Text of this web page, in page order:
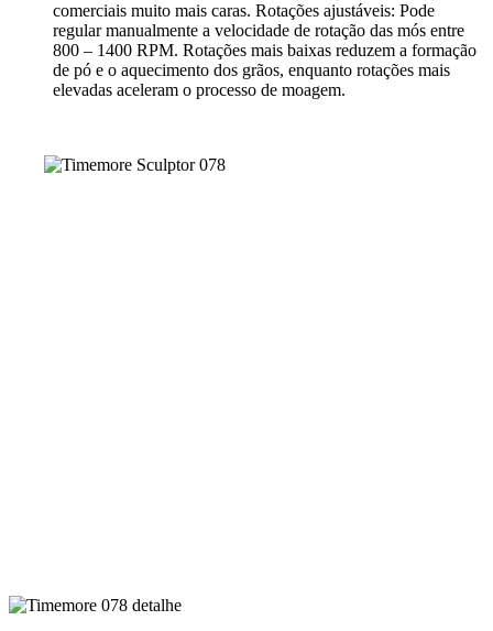
comerciais muito mais caras. Rotações ajustáveis: Pode
regular manualmente a velocidade de rotação das mós entre
800 – 1400 RPM. Rotações mais baixas reduzem a formação
de pó e o aquecimento dos grãos, enquanto rotações mais
elevadas aceleram o processo de moagem.